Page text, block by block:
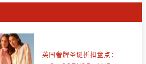
英国奢牌圣诞折扣盘点：